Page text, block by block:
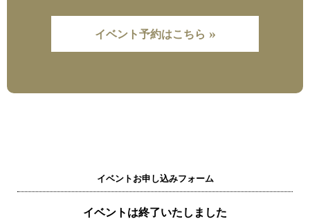
イベント予約はこちら »
イベントお申し込みフォーム
イベントは終了いたしました